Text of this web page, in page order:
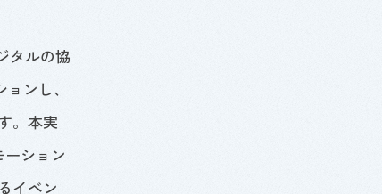
タルの協
ンし、
。本実
ション
イベン